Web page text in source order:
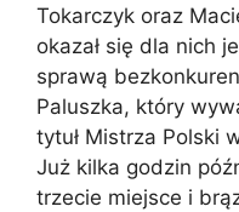
Tokarczyk oraz
okazał się dla nich
sprawą
Paluszka, który
tytuł Mistrza Polski
Już kilka godzin
trzecie miejsce i